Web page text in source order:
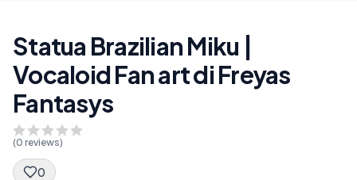
Statua Brazilian Miku |
Vocaloid Fan art di Freyas
Fantasys
(0 reviews)
0